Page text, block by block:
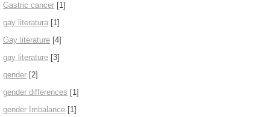
Gastric cancer [1]
gay literatura [1]
Gay literature [4]
gay literature [3]
gender [2]
gender differences [1]
gender Imbalance [1]